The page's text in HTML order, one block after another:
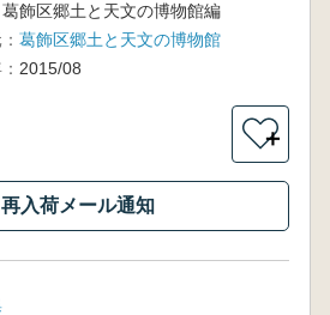
葛飾区郷土と天文の博物館編
葛飾区郷土と天文の博物館
2015/08
＋
再入荷メール通知